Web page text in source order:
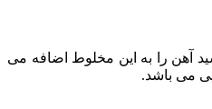
آهن را به این مخلوط اضافه می
می باشد.